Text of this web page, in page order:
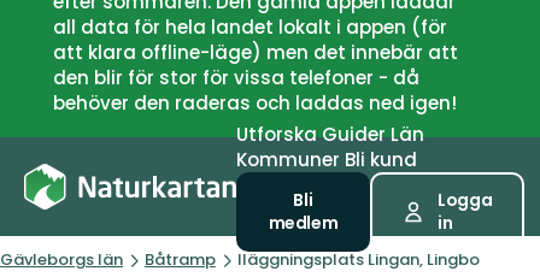
all data för hela landet lokalt i appen (för
att klara offline-läge) men det innebär att
den blir för stor för vissa telefoner - då
behöver den raderas och laddas ned igen!
UtforskaGuiderLän
Kommuner Bli kund
Bli
medlem
Logga
in
Gävleborgs län Båtramp Iläggningsplats Lingan, Lingbo